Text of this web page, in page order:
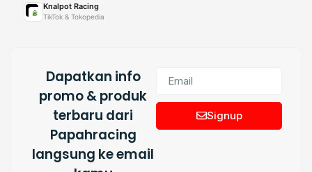
Knalpot Racing
TikTok & Tokopedia
Dapatkan info
promo & produk
terbaru dari
Papahracing
langsung ke email
Signup